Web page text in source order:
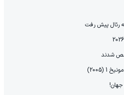
رئال پیش رفت
شدند
جهان!